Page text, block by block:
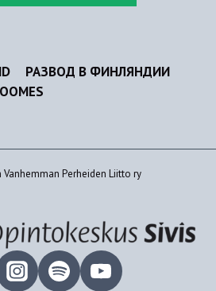
РАЗВОД В ФИНЛЯНДИИ
Vanhemman Perheiden Liitto ry